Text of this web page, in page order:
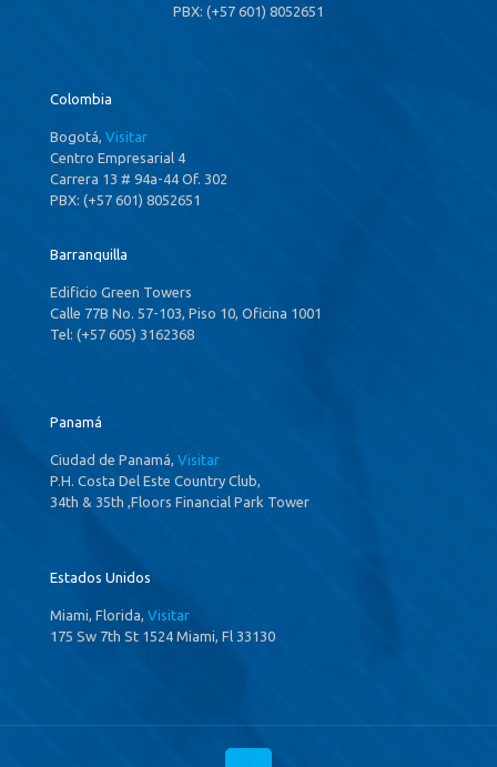
PBX: (+57 601) 8052651
Colombia
Bogotá, Visitar
Centro Empresarial 4
Carrera 13 # 94a-44 Of. 302
PBX: (+57 601) 8052651
Barranquilla
Edificio Green Towers
Calle 77B No. 57-103, Piso 10, Oficina 1001
Tel: (+57 605) 3162368
Panamá
Ciudad de Panamá, Visitar
P.H. Costa Del Este Country Club,
34th & 35th ,Floors Financial Park Tower
Estados Unidos
Miami, Florida, Visitar
175 Sw 7th St 1524 Miami, Fl 33130